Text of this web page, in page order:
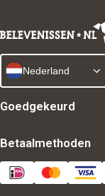
Nederland
Goedgekeurd
Betaalmethoden